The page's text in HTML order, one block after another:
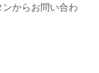
からお問い合わ